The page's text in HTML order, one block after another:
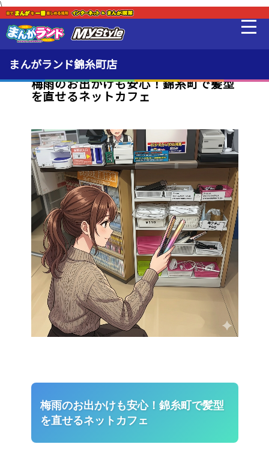
\
最新情報
料金・利用方法
MLeF
設備
販売品
貸出品
オンラインゲーム
映画/アニメ/電子書籍
まんがランド錦糸町店
新着・オススメ情報
梅雨のお出かけも安心！錦糸町で髪型
を直せるネットカフェ
梅雨のお出かけも安心！錦糸町で髪型
を直せるネットカフェ